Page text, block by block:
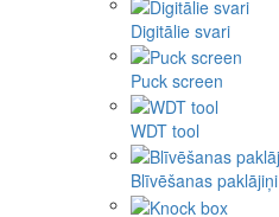
Digitālie svari
Puck screen
WDT tool
Blīvēšanas paklājiņi